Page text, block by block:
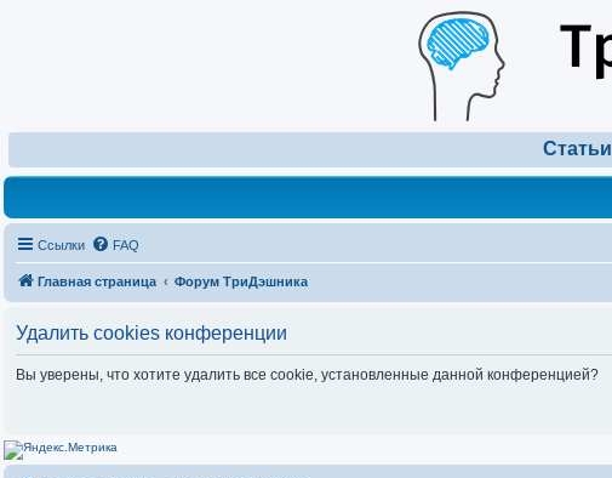
Статьи
Ссылки FAQ
Главная страница Форум ТриДэшника
Удалить cookies конференции
Вы уверены, что хотите удалить все cookie, установленные данной конференцией?